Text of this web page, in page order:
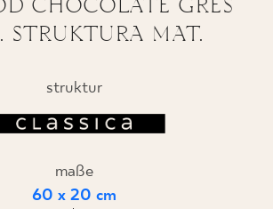
WO ZU KAUFEN
ÜBER UNS
MEIN PROFIL
STRUKTURA MAT.
struktur
maße
60 x 20 cm